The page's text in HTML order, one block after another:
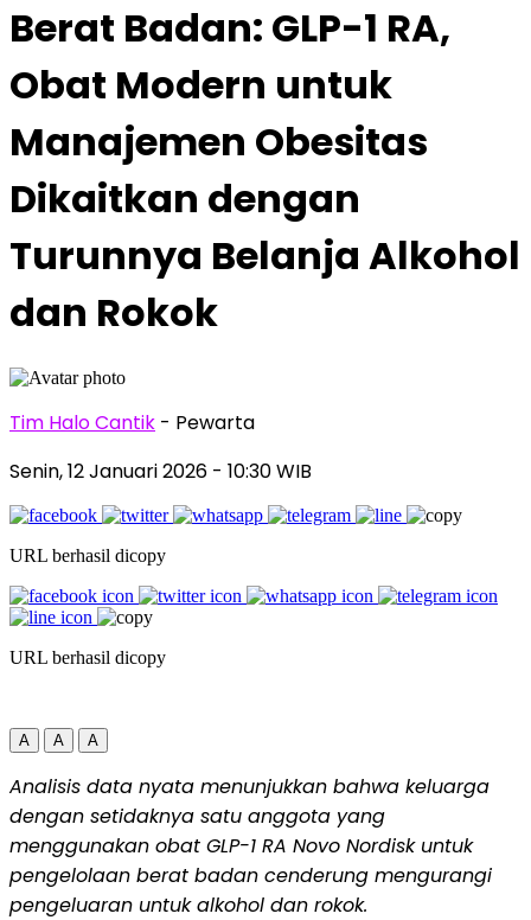
Berat Badan: GLP-1 RA,
Obat Modern untuk
Manajemen Obesitas
Dikaitkan dengan
Turunnya Belanja Alkohol
dan Rokok
Tim Halo Cantik - Pewarta
Senin, 12 Januari 2026 - 10:30 WIB
URL berhasil dicopy
URL berhasil dicopy
A A A
Analisis data nyata menunjukkan bahwa keluarga
dengan setidaknya satu anggota yang
menggunakan obat GLP-1 RA Novo Nordisk untuk
pengelolaan berat badan cenderung mengurangi
pengeluaran untuk alkohol dan rokok.